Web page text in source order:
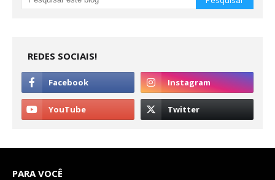
REDES SOCIAIS!
PARA VOCÊ